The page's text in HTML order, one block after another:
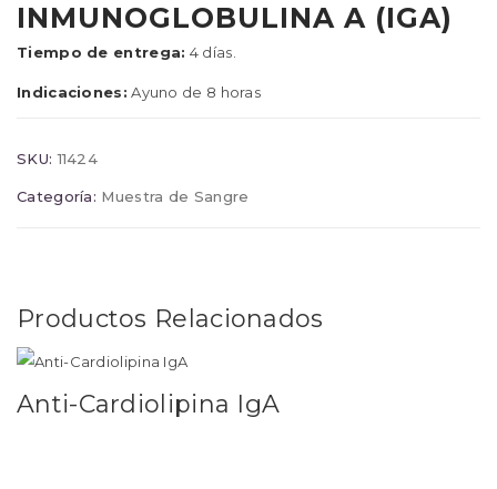
INMUNOGLOBULINA A (IGA)
Tiempo de entrega: 4 días.
Indicaciones: Ayuno de 8 horas
SKU:11424
Categoría: Muestra de Sangre
Productos Relacionados
Anti-Cardiolipina IgA